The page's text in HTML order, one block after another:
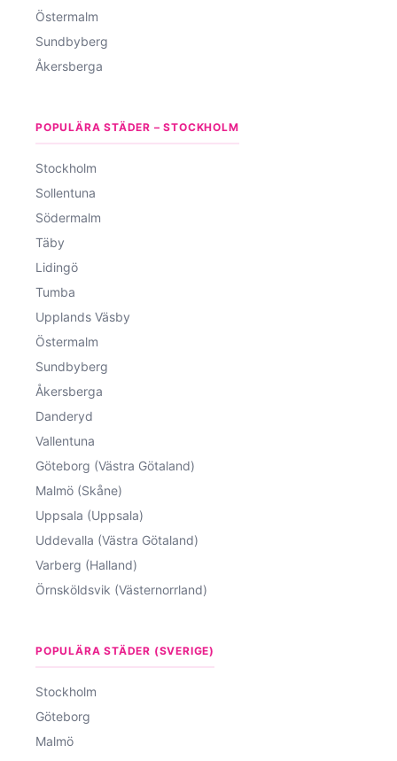
Östermalm
Sundbyberg
Åkersberga
POPULÄRA STÄDER – STOCKHOLM
Stockholm
Sollentuna
Södermalm
Täby
Lidingö
Tumba
Upplands Väsby
Östermalm
Sundbyberg
Åkersberga
Danderyd
Vallentuna
Göteborg (Västra Götaland)
Malmö (Skåne)
Uppsala (Uppsala)
Uddevalla (Västra Götaland)
Varberg (Halland)
Örnsköldsvik (Västernorrland)
POPULÄRA STÄDER (SVERIGE)
Stockholm
Göteborg
Malmö